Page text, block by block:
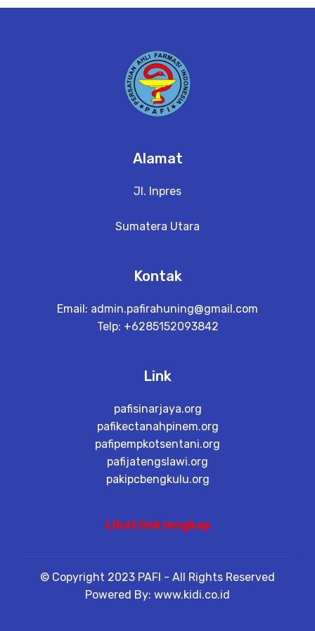
Alamat
Jl. Inpres
Sumatera Utara
Kontak
Email: admin.pafirahuning@gmail.com
Telp: +6285152093842
Link
pafisinarjaya.org
pafikectanahpinem.org
pafipempkotsentani.org
pafijatengslawi.org
pakipcbengkulu.org
Lihat link lengkap
© Copyright 2023 PAFI - All Rights Reserved
Powered By: www.kidi.co.id